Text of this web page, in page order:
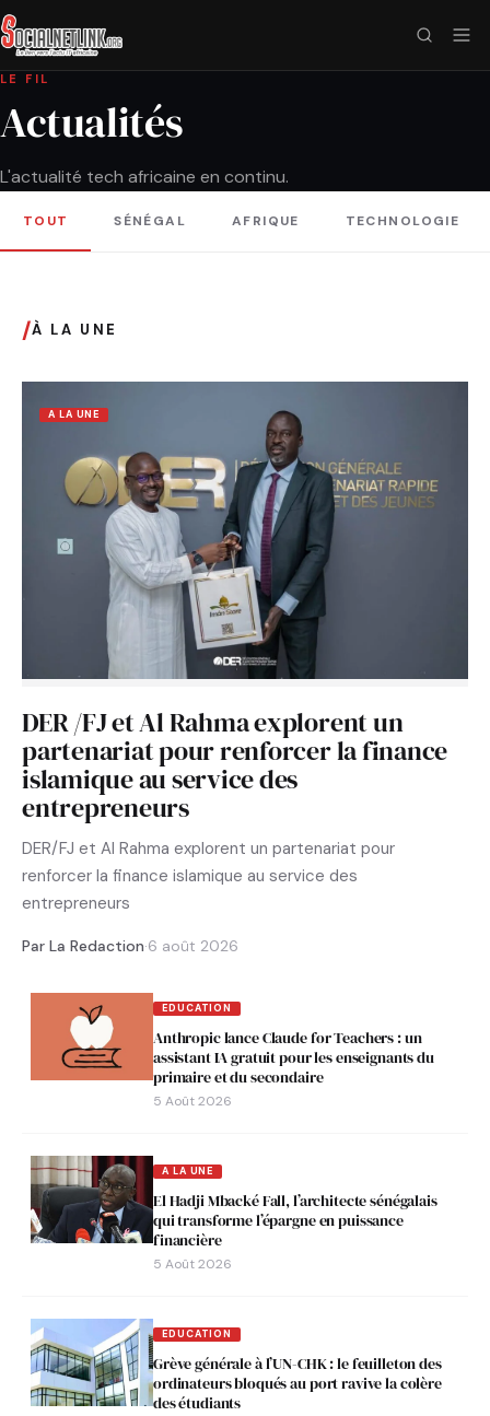
LE FIL
Actualités
L'actualité tech africaine en continu.
TOUT SÉNÉGAL AFRIQUE TECHNOLOGIE
/À LA UNE
A LA UNE
DER /FJ et Al Rahma explorent un
partenariat pour renforcer la finance
islamique au service des
entrepreneurs
DER/FJ et Al Rahma explorent un partenariat pour
renforcer la finance islamique au service des
entrepreneurs
Par La Redaction·6 août 2026
EDUCATION
Anthropic lance Claude for Teachers : un
assistant IA gratuit pour les enseignants du
primaire et du secondaire
5 Août 2026
A LA UNE
El Hadji Mbacké Fall, l’architecte sénégalais
qui transforme l’épargne en puissance
financière
5 Août 2026
EDUCATION
Grève générale à l’UN-CHK : le feuilleton des
ordinateurs bloqués au port ravive la colère
des étudiants